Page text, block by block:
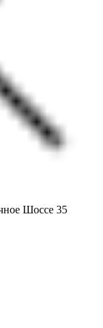
Шоссе 35